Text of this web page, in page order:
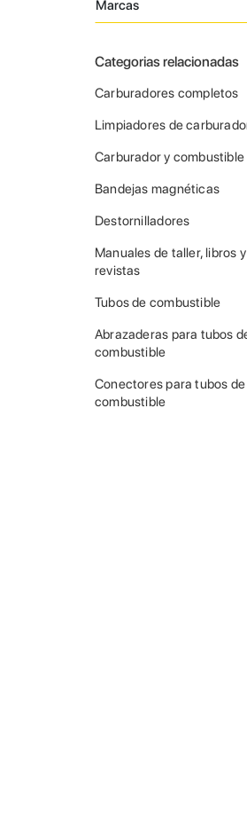
Marcas
Categorias relacionadas
Carburadores completos
Limpiadores de
Carburador y combustible
Bandejas magnéticas
Destornilladores
Manuales de taller, libros y
revistas
Tubos de combustible
Abrazaderas para tubos
combustible
Conectores para tubos de
combustible